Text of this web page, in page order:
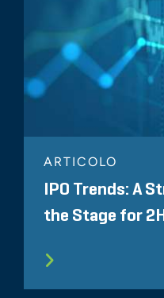
ARTICOLO
IPO Trends: A
the Stage for